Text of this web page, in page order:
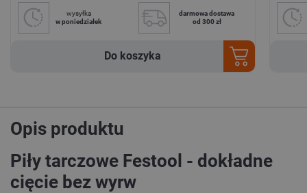
wysyłka
w poniedziałek
darmowa dostawa
od 300 zł
Do koszyka
Opis produktu
Piły tarczowe Festool - dokładne
cięcie bez wyrw